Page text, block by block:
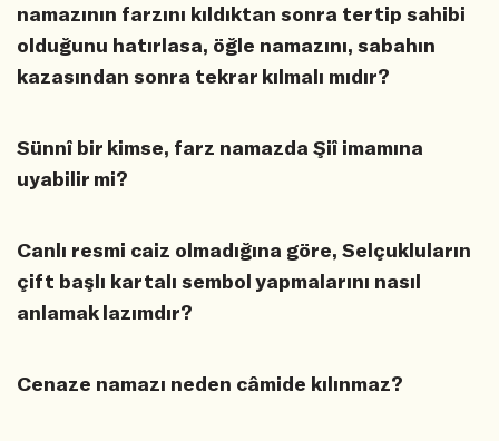
namazının farzını kıldıktan sonra tertip sahibi
olduğunu hatırlasa, öğle namazını, sabahın
kazasından sonra tekrar kılmalı mıdır?
Sünnî bir kimse, farz namazda Şiî imamına
uyabilir mi?
Canlı resmi caiz olmadığına göre, Selçukluların
çift başlı kartalı sembol yapmalarını nasıl
anlamak lazımdır?
Cenaze namazı neden câmide kılınmaz?